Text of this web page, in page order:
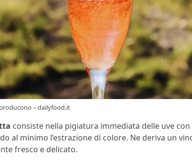
– dailyfood.it
consiste nella pigiatura immediata delle uve
al minimo l’estrazione di colore. Ne deriva un
fresco e delicato.